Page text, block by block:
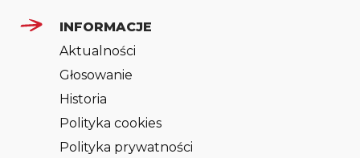
INFORMACJE
Aktualności
Głosowanie
Historia
Polityka cookies
Polityka prywatności